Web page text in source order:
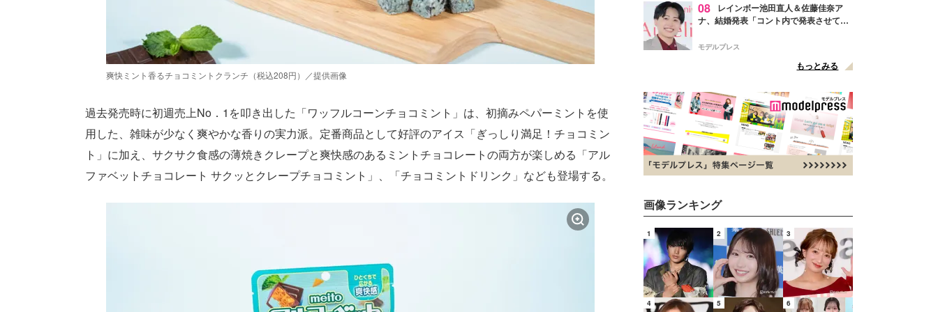
爽快ミント香るチョコミントクランチ（税込208円）／提供画像
過去発売時に初週売上No．1を叩き出した「ワッフルコーンチョコミント」は、初摘みペパーミントを使
用した、雑味が少なく爽やかな香りの実力派。定番商品として好評のアイス「ぎっしり満足！チョコミン
ト」に加え、サクサク食感の薄焼きクレープと爽快感のあるミントチョコレートの両方が楽しめる「アル
ファベットチョコレート サクッとクレープチョコミント」、「チョコミントドリンク」なども登場する。
08
レインボー池田直人＆佐藤佳奈ア
ナ、結婚発表「コント内で発表させてい
点変更のため
モデルプレス
もっとみる
画像ランキング
1 2 3
4 5 6